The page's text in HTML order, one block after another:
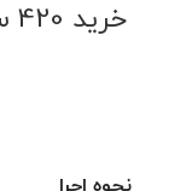
خرید 420 سی پی کالاف دیوتی موبایل